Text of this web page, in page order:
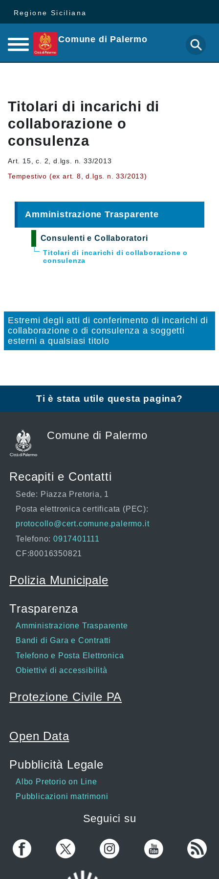
Regione Siciliana
Comune di Palermo
Titolari di incarichi di
collaborazione o
consulenza
Art. 15, c. 2, d.lgs. n. 33/2013
Tempestivo (ex art. 8, d.lgs. n. 33/2013)
Amministrazione Trasparente
Consulenti e Collaboratori
Titolari di incarichi di collaborazione o
consulenza
Estremi degli atti di conferimento di incarichi di
collaborazione o di consulenza a soggetti
esterni a qualsiasi titolo
Ti è stata utile questa pagina?
Comune di Palermo
Recapiti e Contatti
Sede: Piazza Pretoria, 1
Posta elettronica certificata (PEC):
protocollo@cert.comune.palermo.it
Telefono: 0917401111
CF:80016350821
Polizia Municipale
Trasparenza
Amministrazione Trasparente
Bandi di Gara e Contratti
Telefono e Posta Elettronica
Obiettivi di accessibilità
Protezione Civile PA
Open Data
Pubblicità Legale
Albo Pretorio on Line
Pubblicazioni matrimoni
Seguici su